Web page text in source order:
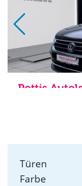
Türen
Farbe